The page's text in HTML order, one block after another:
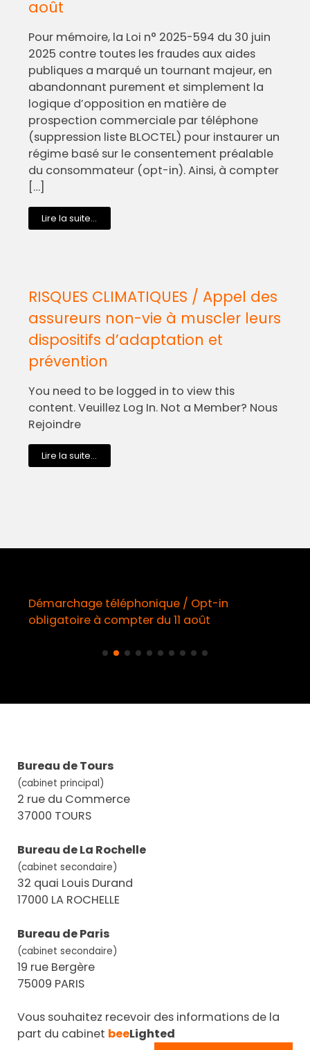
août
Pour mémoire, la Loi n° 2025-594 du 30 juin
2025 contre toutes les fraudes aux aides
publiques a marqué un tournant majeur, en
abandonnant purement et simplement la
logique d’opposition en matière de
prospection commerciale par téléphone
(suppression liste BLOCTEL) pour instaurer un
régime basé sur le consentement préalable
du consommateur (opt-in). Ainsi, à compter
[…]
Lire la suite...
RISQUES CLIMATIQUES / Appel des
assureurs non-vie à muscler leurs
dispositifs d’adaptation et
prévention
You need to be logged in to view this
content. Veuillez Log In. Not a Member? Nous
Rejoindre
Lire la suite...
Démarchage téléphonique / Opt-in
obligatoire à compter du 11 août
Bureau de Tours
(cabinet principal)
2 rue du Commerce
37000 TOURS
Bureau de La Rochelle
(cabinet secondaire)
32 quai Louis Durand
17000 LA ROCHELLE
Bureau de Paris
(cabinet secondaire)
19 rue Bergère
75009 PARIS
Vous souhaitez recevoir des informations de la
part du cabinet beeLighted